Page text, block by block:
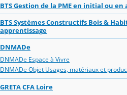
BTS Gestion de la PME en initial ou
BTS Systèmes Constructifs Bois &
apprentissage
DNMADe
DNMADe Espace à Vivre
DNMADe Objet Usages, matériaux et
GRETA CFA Loire